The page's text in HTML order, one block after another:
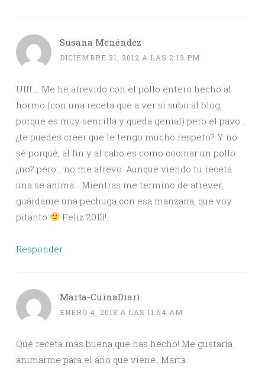
Susana Menéndez
DICIEMBRE 31, 2012 A LAS 2:13 PM
Ufff…. Me he atrevido con el pollo entero hecho al
hormo (con una receta que a ver si subo al blog,
porque es muy sencilla y queda genial) pero el pavo…
¿te puedes creer que le tengo mucho respeto? Y no
sé porqué, al fin y al cabo es como cocinar un pollo
¿no? pero… no me atrevo. Aunque viendo tu receta
una se anima… Mientras me termino de atrever,
guárdame una pechuga con esa manzana, que voy
pitanto
Feliz 2013!
Responder
Marta-CuinaDiari
ENERO 4, 2013 A LAS 11:54 AM
Qué receta más buena que has hecho! Me gustaría
animarme para el año que viene…Marta